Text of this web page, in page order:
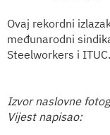
Ovaj rekordni
međunarodni
Steelworkers i ITUC.
Izvor naslovne
Vijest napisao: